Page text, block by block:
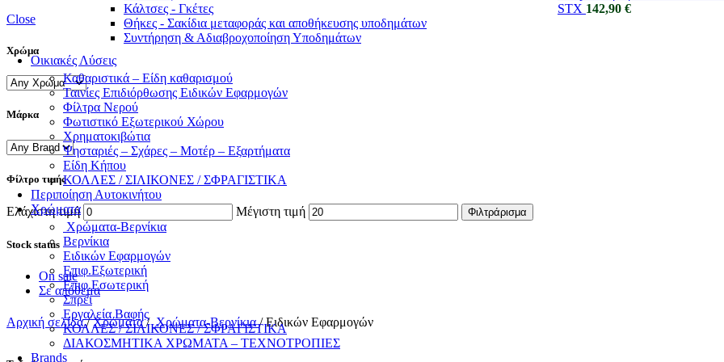
Κάλτσες - Γκέτες
Θήκες - Σακίδια μεταφοράς και αποθήκευσης υποδημάτων
Συντήρηση & Αδιαβροχοποίηση Υποδημάτων
STX 142,90 €
Οικιακές Λύσεις
Καθαριστικά – Είδη καθαρισμού
Ταινίες Επιδιόρθωσης Ειδικών Εφαρμογών
Φίλτρα Νερού
Φωτιστικό Εξωτερικού Χώρου
Χρηματοκιβώτια
Ψησταριές – Σχάρες – Μοτέρ – Εξαρτήματα
Είδη Κήπου
ΚΟΛΛΕΣ / ΣΙΛΙΚΟΝΕΣ / ΣΦΡΑΓΙΣΤΙΚΑ
Περιποίηση Αυτοκινήτου
Χρώματα
Χρώματα-Βερνίκια
Βερνίκια
Ειδικών Εφαρμογών
Επιφ.Εξωτερική
Επιφ.Εσωτερική
Σπρέι
Εργαλεία Βαφής
ΚΟΛΛΕΣ / ΣΙΛΙΚΟΝΕΣ / ΣΦΡΑΓΙΣΤΙΚΑ
ΔΙΑΚΟΣΜΗΤΙΚΑ ΧΡΩΜΑΤΑ – ΤΕΧΝΟΤΡΟΠΙΕΣ
Brands
Close
Χρώμα
Μάρκα
Φίλτρο τιμής
Ελάχιστη τιμή Μέγιστη τιμή Φιλτράρισμα
Stock status
On sale
Σε απόθεμα
Αρχική σελίδα/ Χρώματα/ Χρώματα-Βερνίκια/ Ειδικών Εφαρμογών